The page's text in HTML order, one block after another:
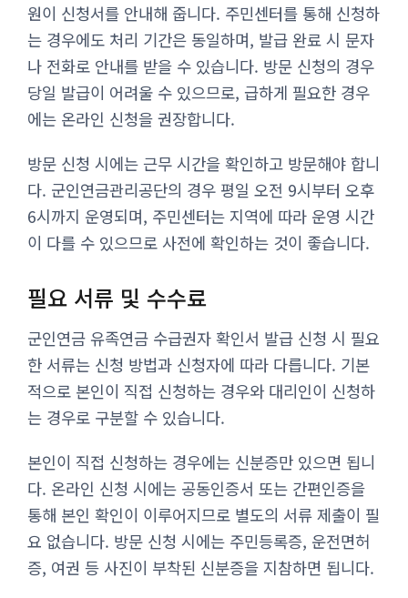
원이 신청서를 안내해 줍니다. 주민센터를 통해 신청하
는 경우에도 처리 기간은 동일하며, 발급 완료 시 문자
나 전화로 안내를 받을 수 있습니다. 방문 신청의 경우
당일 발급이 어려울 수 있으므로, 급하게 필요한 경우
에는 온라인 신청을 권장합니다.
방문 신청 시에는 근무 시간을 확인하고 방문해야 합니
다. 군인연금관리공단의 경우 평일 오전 9시부터 오후
6시까지 운영되며, 주민센터는 지역에 따라 운영 시간
이 다를 수 있으므로 사전에 확인하는 것이 좋습니다.
필요 서류 및 수수료
군인연금 유족연금 수급권자 확인서 발급 신청 시 필요
한 서류는 신청 방법과 신청자에 따라 다릅니다. 기본
적으로 본인이 직접 신청하는 경우와 대리인이 신청하
는 경우로 구분할 수 있습니다.
본인이 직접 신청하는 경우에는 신분증만 있으면 됩니
다. 온라인 신청 시에는 공동인증서 또는 간편인증을
통해 본인 확인이 이루어지므로 별도의 서류 제출이 필
요 없습니다. 방문 신청 시에는 주민등록증, 운전면허
증, 여권 등 사진이 부착된 신분증을 지참하면 됩니다.